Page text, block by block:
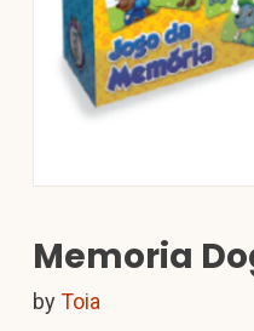
Memoria
byToia